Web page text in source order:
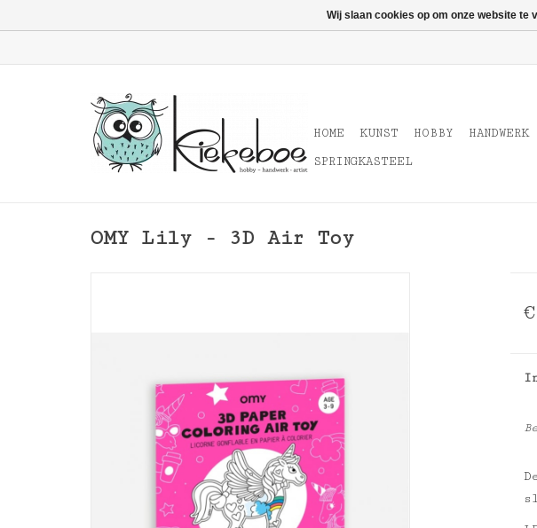
HOME KUNST HOBBY
SPRINGKASTEEL
OMY Lily - 3D Air Toy
Wij slaan cookies op om onze website te